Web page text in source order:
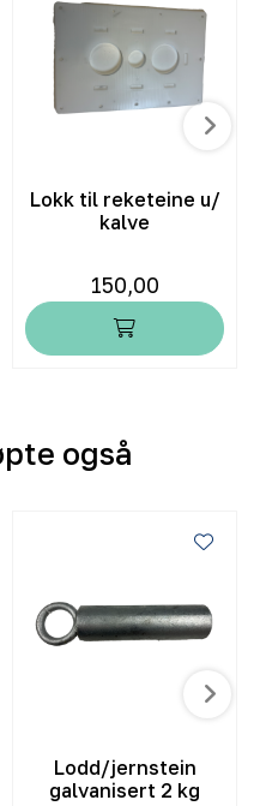
Lokk til reketeine u/
kalve
150,00
også
Lodd/jernstein
galvanisert 2 kg